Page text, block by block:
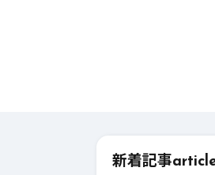
新着記事